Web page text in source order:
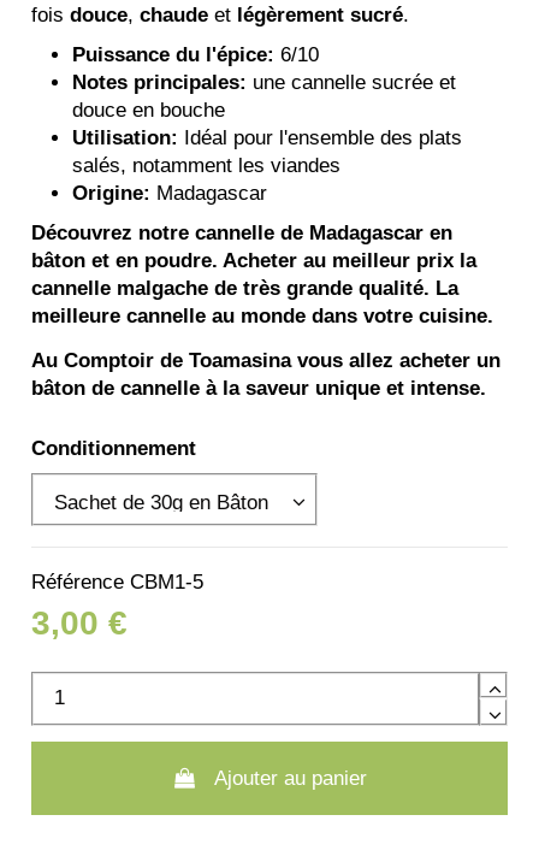
foisdouce,chaude et légèrement sucré.
Puissance du l'épice: 6/10
Notes principales: une cannelle sucrée et
douce en bouche
Utilisation: Idéal pour l'ensemble des plats
salés, notamment les viandes
Origine: Madagascar
Découvrez notre cannelle de Madagascar en
bâton et en poudre. Acheter au meilleur prix la
cannelle malgache de très grande qualité. La
meilleure cannelle au monde dans votre cuisine.
Au Comptoir de Toamasina vous allez acheter un
bâton de cannelle à la saveur unique et intense.
Conditionnement
Référence CBM1-5
3,00 €
Ajouter au panier